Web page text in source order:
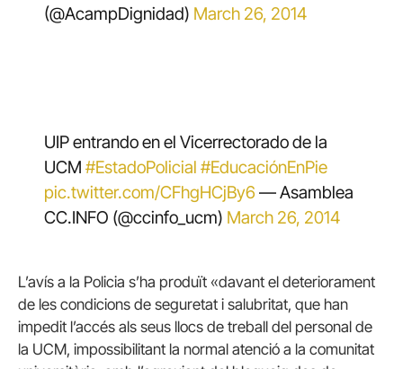
(@AcampDignidad) March 26, 2014
UIP entrando en el Vicerrectorado de la
UCM #EstadoPolicial #EducaciónEnPie
pic.twitter.com/CFhgHCjBy6 — Asamblea
CC.INFO (@ccinfo_ucm) March 26, 2014
L’avís a la Policia s’ha produït «davant el deteriorament
de les condicions de seguretat i salubritat, que han
impedit l’accés als seus llocs de treball del personal de
la UCM, impossibilitant la normal atenció a la comunitat